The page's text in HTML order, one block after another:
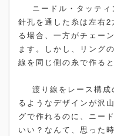
ニードル・タッティ
針孔を通した糸は左右
る場合、一方がチェー
ます。しかし、リング
線を同じ側の糸で作る
渡り線をレース構成
るようなデザインが沢
グで作れるのに、ニー
いい？なんて、思った